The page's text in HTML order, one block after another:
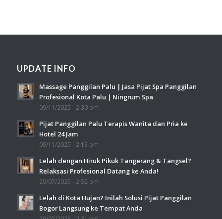
UPDATE INFO
Massage Panggilan Palu | Jasa Pijat Spa Panggilan
Profesional Kota Palu | Ningrum Spa
09/11/2025 - 2:30 pm
Pijat Panggilan Palu Terapis Wanita dan Pria ke
Hotel 24 Jam
09/11/2025 - 2:13 pm
Lelah dengan Hiruk Pikuk Tangerang & Tangsel?
Relaksasi Profesional Datang ke Anda!
29/07/2025 - 2:52 pm
Lelah di Kota Hujan? Inilah Solusi Pijat Panggilan
Bogor Langsung ke Tempat Anda